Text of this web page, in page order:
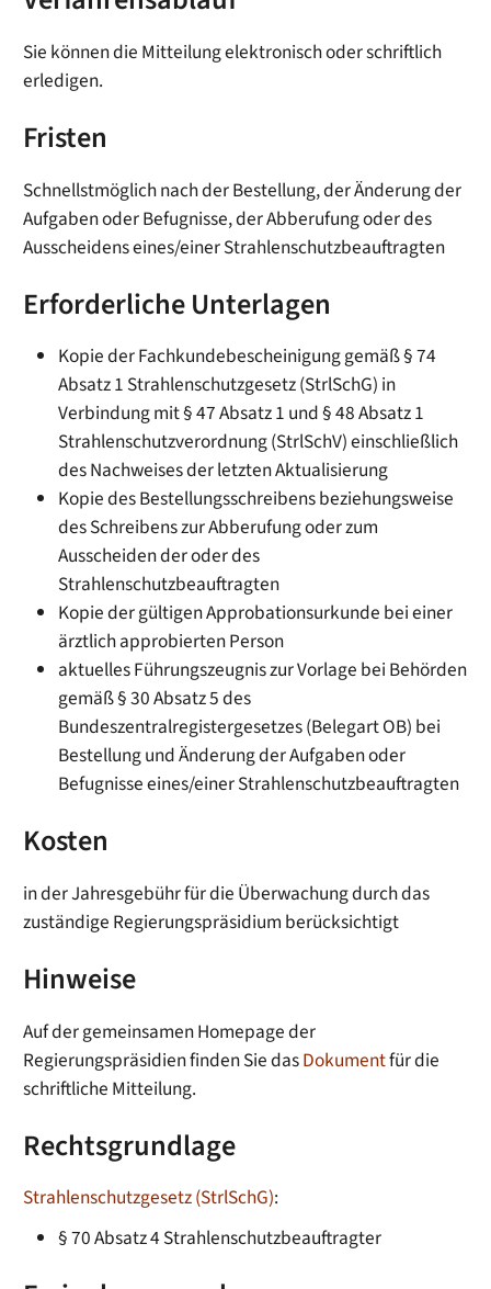
Sie können die Mitteilung elektronisch oder schriftlich
erledigen.
Fristen
Schnellstmöglich nach der Bestellung, der Änderung der
Aufgaben oder Befugnisse, der Abberufung oder des
Ausscheidens eines/einer Strahlenschutzbeauftragten
Erforderliche Unterlagen
Kopie der Fachkundebescheinigung gemäß § 74
Absatz 1 Strahlenschutzgesetz (StrlSchG) in
Verbindung mit § 47 Absatz 1 und § 48 Absatz 1
Strahlenschutzverordnung (StrlSchV) einschließlich
des Nachweises der letzten Aktualisierung
Kopie des Bestellungsschreibens beziehungsweise
des Schreibens zur Abberufung oder zum
Ausscheiden der oder des
Strahlenschutzbeauftragten
Kopie der gültigen Approbationsurkunde bei einer
ärztlich approbierten Person
aktuelles Führungszeugnis zur Vorlage bei Behörden
gemäß § 30 Absatz 5 des
Bundeszentralregistergesetzes (Belegart OB) bei
Bestellung und Änderung der Aufgaben oder
Befugnisse eines/einer Strahlenschutzbeauftragten
Kosten
in der Jahresgebühr für die Überwachung durch das
zuständige Regierungspräsidium berücksichtigt
Hinweise
Auf der gemeinsamen Homepage der
Regierungspräsidien finden Sie dasDokumentfür die
schriftliche Mitteilung.
Rechtsgrundlage
Strahlenschutzgesetz (StrlSchG):
§ 70 Absatz 4 Strahlenschutzbeauftragter